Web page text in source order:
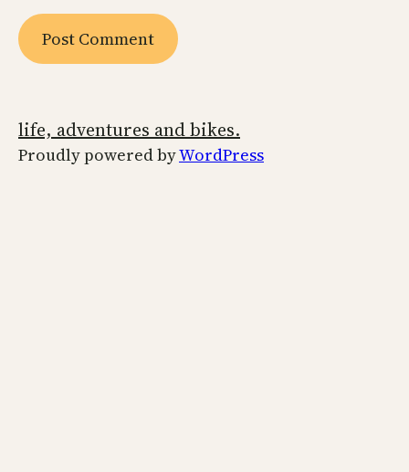
life, adventures and bikes.
Proudly powered byWordPress